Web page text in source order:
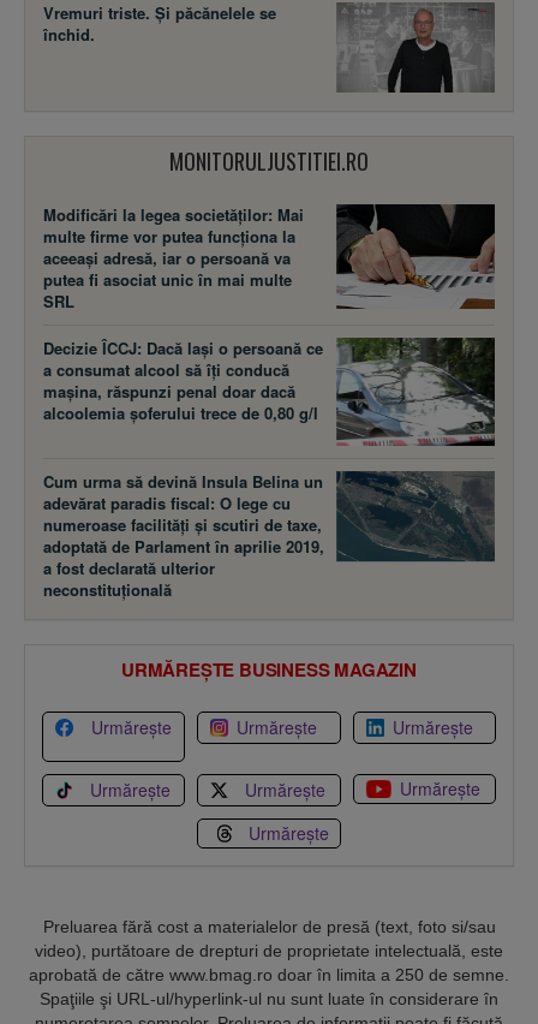
Vremuri triste. Şi păcănelele se
închid.
MONITORULJUSTITIEI.RO
Modificări la legea societăţilor: Mai
multe firme vor putea funcţiona la
aceeaşi adresă, iar o persoană va
putea fi asociat unic în mai multe
SRL
Decizie ÎCCJ: Dacă laşi o persoană ce
a consumat alcool să îţi conducă
maşina, răspunzi penal doar dacă
alcoolemia şoferului trece de 0,80 g/l
Cum urma să devină Insula Belina un
adevărat paradis fiscal: O lege cu
numeroase facilităţi şi scutiri de taxe,
adoptată de Parlament în aprilie 2019,
a fost declarată ulterior
neconstituţională
URMĂREȘTE BUSINESS MAGAZIN
Urmărește Urmărește Urmărește
Urmărește Urmărește
Urmărește
Urmărește
Preluarea fără cost a materialelor de presă (text, foto si/sau
video), purtătoare de drepturi de proprietate intelectuală, este
aprobată de către www.bmag.ro doar în limita a 250 de semne.
Spaţiile şi URL-ul/hyperlink-ul nu sunt luate în considerare în